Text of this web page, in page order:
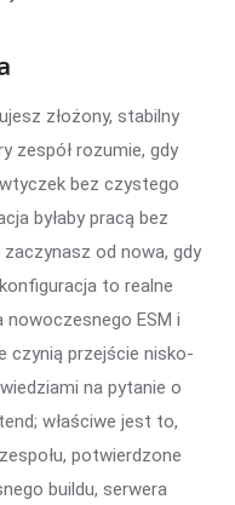
złożony, stabilny
zespół rozumie, gdy
bez czystego
byłaby pracą bez
od nowa, gdy
to realne
nowoczesnego ESM i
czynią przejście nisko-
na pytanie o
właściwe jest to,
potwierdzone
buildu, serwera